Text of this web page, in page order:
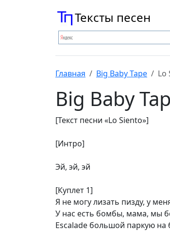
Тексты песен
Главная Big Baby Tape Lo
Big Baby
[Текст песни «Lo Siento»]
[Интро]
Эй, эй, эй
[Куплет 1]
Я не могу лизать пизду, у
У нас есть бомбы, мама, мы
Escalade большой паркую